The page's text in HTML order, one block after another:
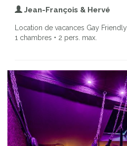
Jean-François & Hervé
Location de vacances Gay Friendly
1 chambres • 2 pers. max.